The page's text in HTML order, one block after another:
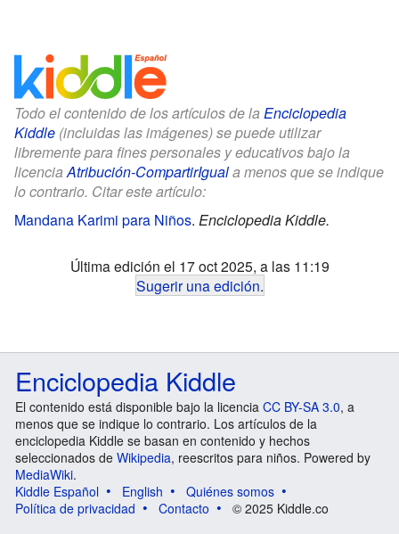
Todo el contenido de los artículos de la Enciclopedia
Kiddle (incluidas las imágenes) se puede utilizar
libremente para fines personales y educativos bajo la
licenciaAtribución-CompartirIguala menos que se indique
lo contrario. Citar este artículo:
Mandana Karimi para Niños. Enciclopedia Kiddle.
Última edición el 17 oct 2025, a las 11:19
Sugerir una edición.
Enciclopedia Kiddle
El contenido está disponible bajo la licencia CC BY-SA 3.0, a
menos que se indique lo contrario. Los artículos de la
enciclopedia Kiddle se basan en contenido y hechos
seleccionados de Wikipedia, reescritos para niños. Powered by
MediaWiki.
Kiddle Español
English
Quiénes somos
Política de privacidad
Contacto © 2025 Kiddle.co